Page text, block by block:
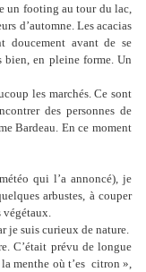
un footing au tour du lac,
d’automne. Les acacias
doucement avant de se
bien, en pleine forme. Un
les marchés. Ce sont
des personnes de
Bardeau. En ce moment
qui l’a annoncé), je
arbustes, à couper
végétaux.
je suis curieux de nature.
C’était prévu de longue
menthe où t’es citron »,